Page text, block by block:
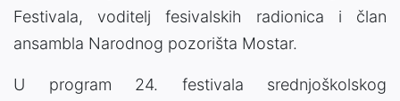
Festivala, voditelj fesivalskih radionica i član
ansambla Narodnog pozorišta Mostar.
U program 24. festivala srednjoškolskog